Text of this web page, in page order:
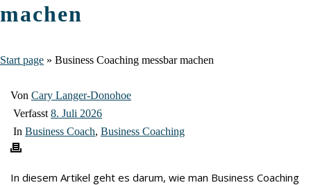
machen
Start page » Business Coaching messbar machen
Von Cary Langer-Donohoe
Verfasst 8. Juli 2026
In Business Coach, Business Coaching
In diesem Artikel geht es darum, wie man Business Coaching